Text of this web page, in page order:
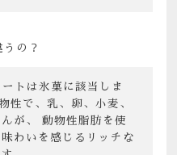
の？
トは氷菓に該当しま
性で、乳、卵、小麦、
が、 動物性脂肪を使
わいを感じるリッチな